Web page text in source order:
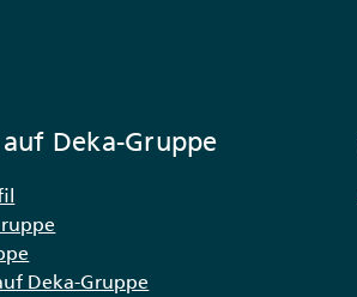
Deka-Gruppe
Deka-Gruppe